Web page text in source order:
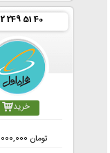
249 51 40
خرید
تومان